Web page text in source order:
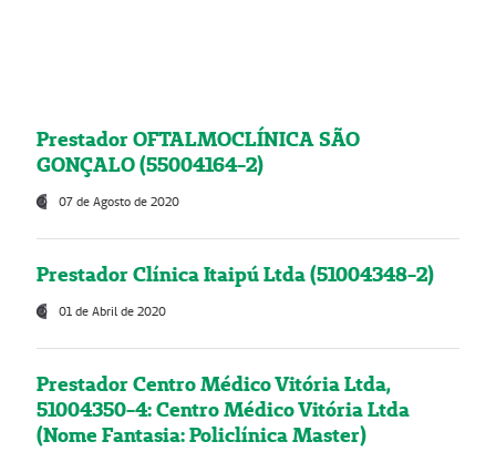
Prestador OFTALMOCLÍNICA SÃO
GONÇALO (55004164-2)
07 de Agosto de 2020
Prestador Clínica Itaipú Ltda (51004348-2)
01 de Abril de 2020
Prestador Centro Médico Vitória Ltda,
51004350-4: Centro Médico Vitória Ltda
(Nome Fantasia: Policlínica Master)